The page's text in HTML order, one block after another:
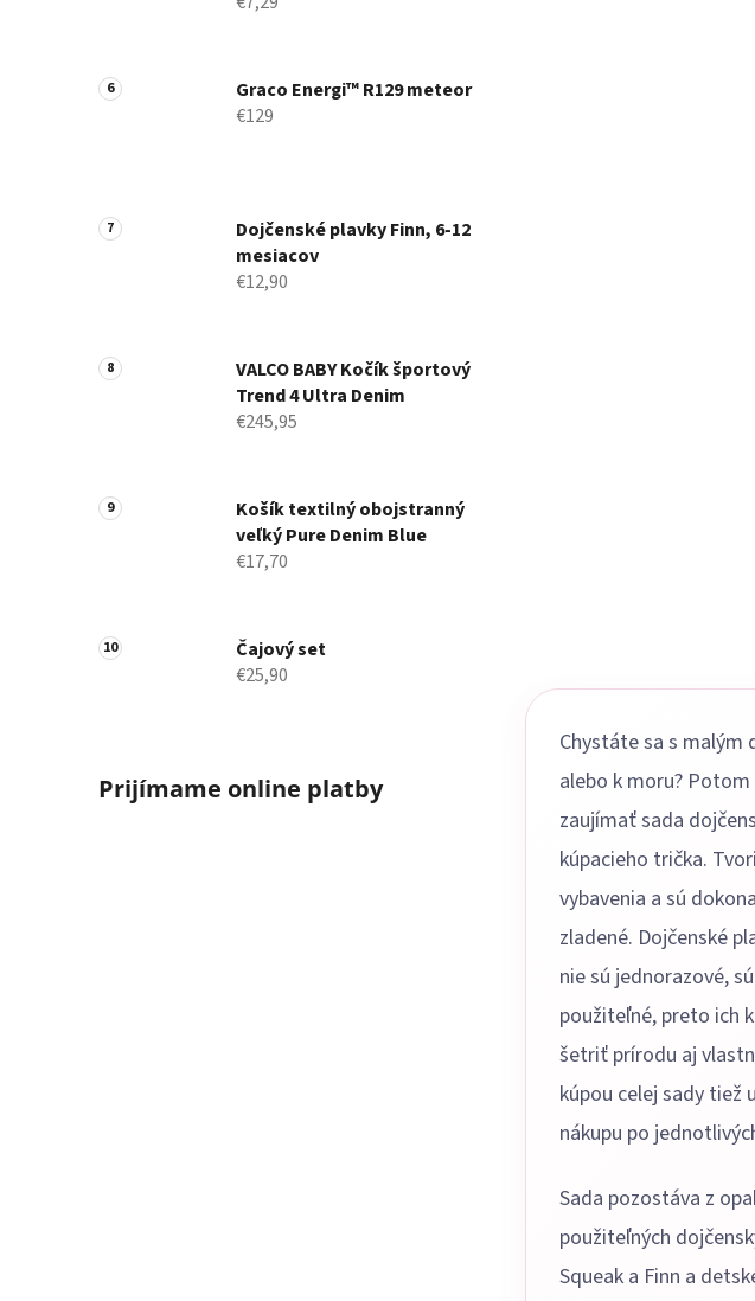
Graco Energi™ R129 meteor
€129
Dojčenské plavky Finn, 6-12
mesiacov
€12,90
VALCO BABY Kočík športový
Trend 4 Ultra Denim
€245,95
Košík textilný obojstranný
veľký Pure Denim Blue
€17,70
Čajový set
€25,90
Prijímame online platby
Chystáte sa s
alebo k moru?
zaujímať sada
kúpacieho trička.
vybavenia a sú
zladené. Dojčenské
nie sú jednorazové,
použiteľné, preto ich
šetriť prírodu aj
kúpou celej sady
nákupu po
Sada pozostáva z
použiteľných
Squeak a Finn a